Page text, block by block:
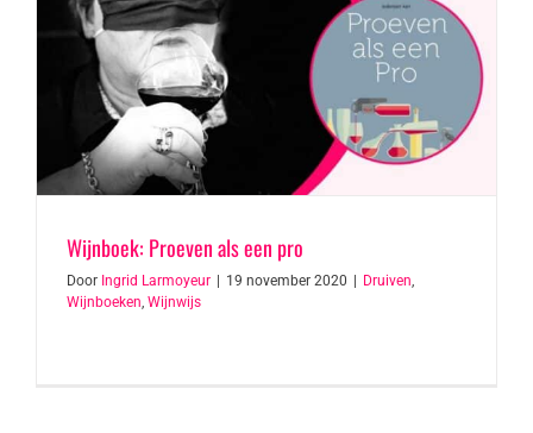
Wijnboek: Proeven als een pro
Door Ingrid Larmoyeur 19 november 2020 Druiven,
Wijnboeken, Wijnwijs